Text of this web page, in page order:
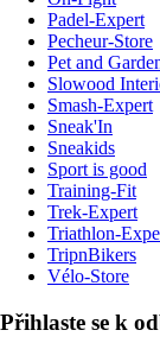
Padel-Expert
Pecheur-Store
Pet and
Slowood
Smash-Expert
Sneak'In
Sneakids
Sport is good
Training-Fit
Trek-Expert
Triathlon-
TripnBikers
Vélo-Store
Přihlaste se k